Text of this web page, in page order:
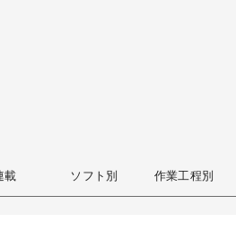
載 ソフト別 作業工程別